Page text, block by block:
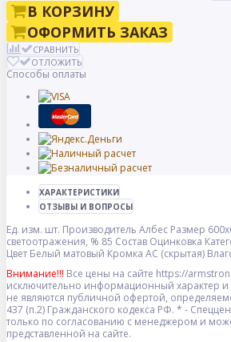
В КОРЗИНУ
ОФОРМИТЬ ЗАКАЗ
СРАВНИТЬ
ОТЛОЖИТЬ
Способы оплаты
ХАРАКТЕРИСТИКИ
ОТЗЫВЫ И ВОПРОСЫ
Ед. изм. шт. Производитель Албес Размер
светоотражения, % 85 Состав Оцинковка
Цвет Белый матовый Кромка AC (скрытая)
Внимание!!! Все цены на сайте https://
исключительно информационный характер и
не являются публичной офертой,
437 (п.2) Гражданского кодекса РФ. * -
только по согласованию с менеджером и
представленной на сайте.